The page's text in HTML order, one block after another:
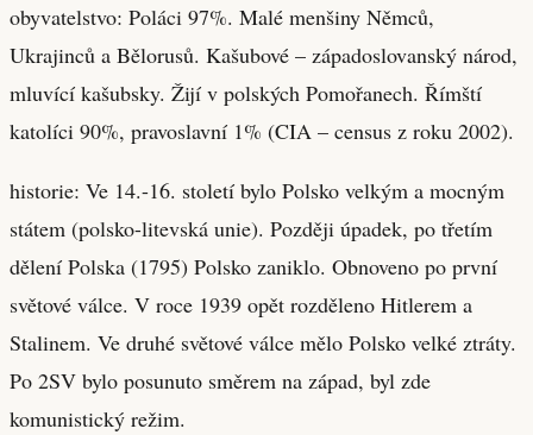
obyvatelstvo: Poláci 97%. Malé menšiny Němců,
Ukrajinců a Bělorusů. Kašubové – západoslovanský národ,
mluvící kašubsky. Žijí v polských Pomořanech. Římští
katolíci 90%, pravoslavní 1% (CIA – census z roku 2002).
historie: Ve 14.-16. století bylo Polsko velkým a mocným
státem (polsko-litevská unie). Později úpadek, po třetím
dělení Polska (1795) Polsko zaniklo. Obnoveno po první
světové válce. V roce 1939 opět rozděleno Hitlerem a
Stalinem. Ve druhé světové válce mělo Polsko velké ztráty.
Po 2SV bylo posunuto směrem na západ, byl zde
komunistický režim.